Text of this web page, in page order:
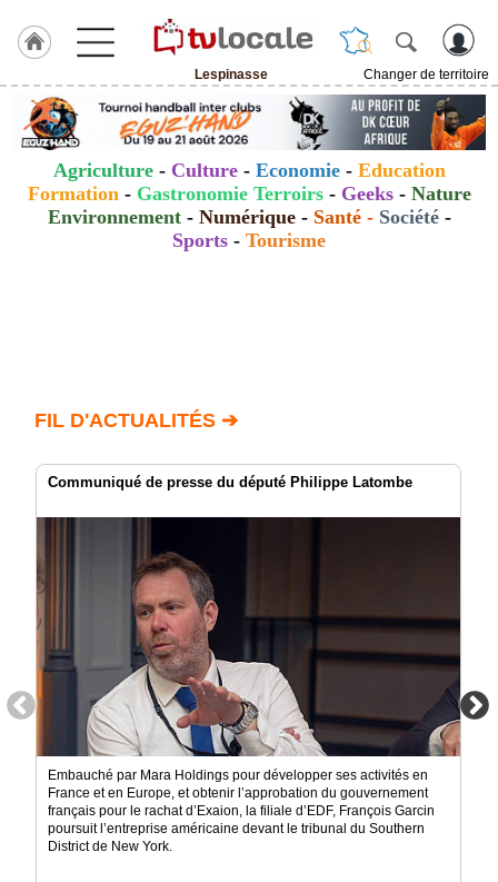
Lespinasse
Changer de territoire
J'adhère
Hulcoq
ACCUEIL
Lespinasse
Agenda
groupe
Blogs
Prémium
Inscription
annuaire
pro
Agriculture- Culture - Economie- Education
Formation - Gastronomie Terroirs- Geeks- Nature
Environnement- Numérique- Santé- Société-
Sports - Tourisme
FIL D'ACTUALITÉS ➔
Communiqué de presse du député Philippe Latombe
Embauché par Mara Holdings pour développer ses activités en
France et en Europe, et obtenir l’approbation du gouvernement
français pour le rachat d’Exaion, la filiale d’EDF, François Garcin
poursuit l’entreprise américaine devant le tribunal du Southern
District de New York.